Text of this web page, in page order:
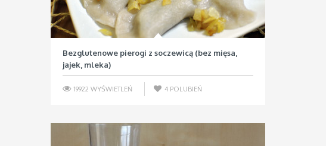
Bezglutenowe pierogi z soczewicą (bez mięsa,
jajek, mleka)
19922 WYŚWIETLEŃ 4 POLUBIEŃ